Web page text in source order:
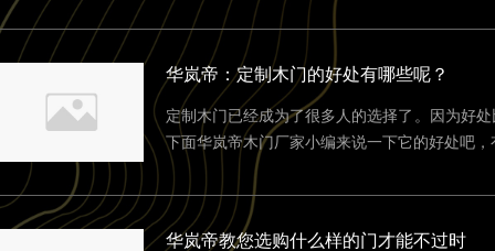
华岚帝：定制木门的好处有哪些呢？
定制木门已经成为了很多人的选择了。因为好
下面华岚帝木门厂家小编来说一下它的好处吧
华岚帝教您选购什么样的门才能不过时